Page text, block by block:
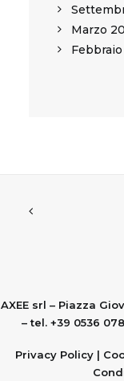
Marzo
Febbraio
AXEE srl – Piazza
– tel. +39 0536
Privacy Policy |